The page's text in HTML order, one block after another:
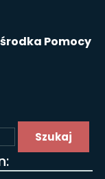
Pomocy
Szukaj